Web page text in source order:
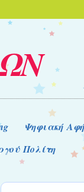
Ψηφιακή
Πολίτη